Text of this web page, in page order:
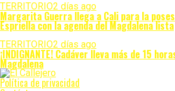
TERRITORIO2 días ago
Margarita Guerra llega a Cali para la
Espriella con la agenda del Magdalena lista
TERRITORIO2 días ago
¡INDIGNANTE! Cadáver lleva más de 15
Magdalena
Política de privacidad